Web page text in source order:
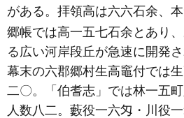
がある。拝領高は六六石余、
郷帳では高一五七石余とあり、
る広い河岸段丘が急速に開発
幕末の六郡郷村生高竈付では
二〇。「伯耆志」では林一五
人数八二。藪役一六匁・川役